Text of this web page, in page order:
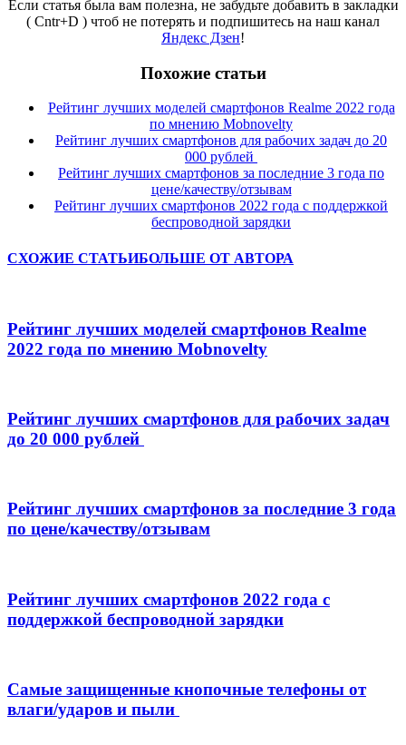
Если статья была вам полезна, не забудьте добавить в закладки
( Cntr+D ) чтоб не потерять и подпишитесь на наш канал
Яндекс Дзен!
Похожие статьи
Рейтинг лучших моделей смартфонов Realme 2022 года
по мнению Mobnovelty
Рейтинг лучших смартфонов для рабочих задач до 20
000 рублей
Рейтинг лучших смартфонов за последние 3 года по
цене/качеству/отзывам
Рейтинг лучших смартфонов 2022 года с поддержкой
беспроводной зарядки
СХОЖИЕ СТАТЬИБОЛЬШЕ ОТ АВТОРА
Рейтинг лучших моделей смартфонов Realme
2022 года по мнению Mobnovelty
Рейтинг лучших смартфонов для рабочих задач
до 20 000 рублей
Рейтинг лучших смартфонов за последние 3 года
по цене/качеству/отзывам
Рейтинг лучших смартфонов 2022 года с
поддержкой беспроводной зарядки
Самые защищенные кнопочные телефоны от
влаги/ударов и пыли